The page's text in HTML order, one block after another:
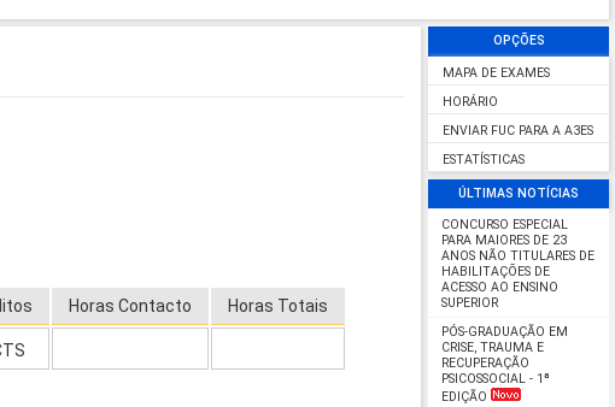
OPÇÕES
MAPA DE EXAMES
HORÁRIO
ENVIAR FUC PARA A A3ES
ESTATÍSTICAS
ÚLTIMAS NOTÍCIAS
CONCURSO ESPECIAL
PARA MAIORES DE 23
ANOS NÃO TITULARES DE
HABILITAÇÕES DE
ACESSO AO ENSINO
SUPERIOR
PÓS-GRADUAÇÃO EM
CRISE, TRAUMA E
RECUPERAÇÃO
PSICOSSOCIAL - 1ª
EDIÇÃO
Horas Contacto Horas Totais